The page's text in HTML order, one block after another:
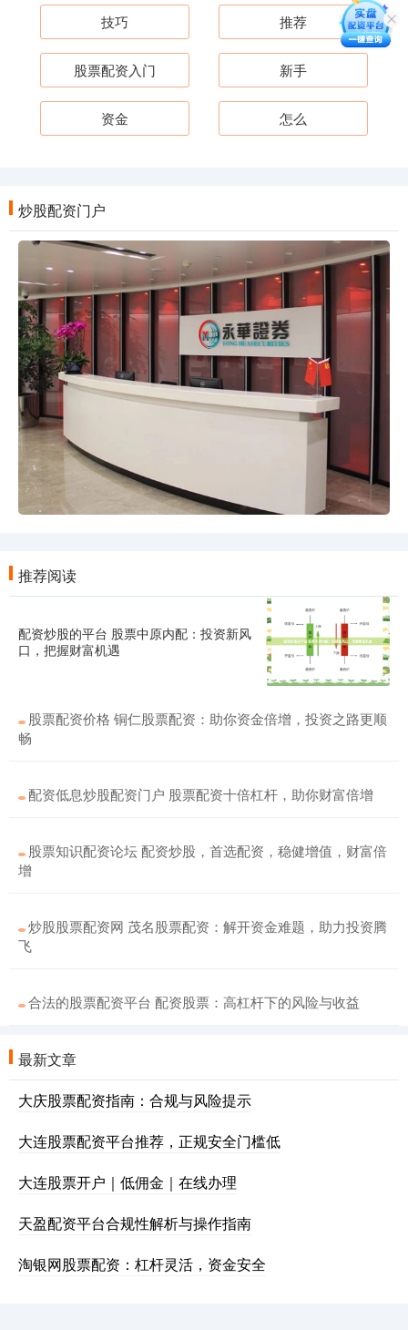
技巧 推荐
股票配资入门 新手
资金 怎么
炒股配资门户
推荐阅读
配资炒股的平台 股票中原内配：投资新风
口，把握财富机遇
股票配资价格 铜仁股票配资：助你资金倍增，投资之路更顺
畅
配资低息炒股配资门户 股票配资十倍杠杆，助你财富倍增
股票知识配资论坛 配资炒股，首选配资，稳健增值，财富倍
增
炒股股票配资网 茂名股票配资：解开资金难题，助力投资腾
飞
合法的股票配资平台 配资股票：高杠杆下的风险与收益
最新文章
大庆股票配资指南：合规与风险提示
大连股票配资平台推荐，正规安全门槛低
大连股票开户｜低佣金｜在线办理
天盈配资平台合规性解析与操作指南
淘银网股票配资：杠杆灵活，资金安全